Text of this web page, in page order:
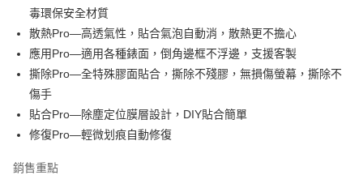
悠遊付
全盈+PAY
運送方式
每筆NT$60，滿NT$390(含以上)免運費
毒環保安全材質
散熱Pro—高透氣性，貼合氣泡自動消，散熱更不擔心
應用Pro—適用各種錶面，倒角邊框不浮邊，支援客製
撕除Pro—全特殊膠面貼合，撕除不殘膠，無損傷螢幕，撕除不
傷手
貼合Pro—除塵定位膜層設計，DIY貼合簡單
修復Pro—輕微划痕自動修復
銷售重點